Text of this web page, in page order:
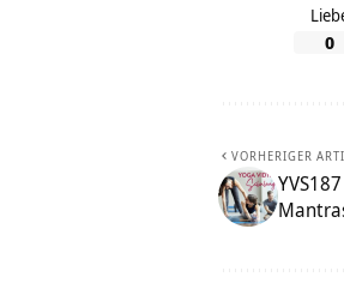
0
VORHERIGER